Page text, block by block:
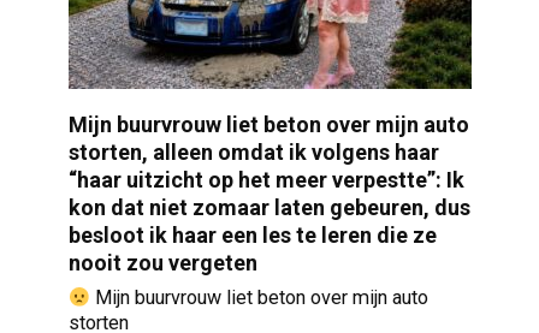
Mijn buurvrouw liet beton over mijn auto
storten, alleen omdat ik volgens haar
“haar uitzicht op het meer verpestte”: Ik
kon dat niet zomaar laten gebeuren, dus
besloot ik haar een les te leren die ze
nooit zou vergeten
Mijn buurvrouw liet beton over mijn auto
storten